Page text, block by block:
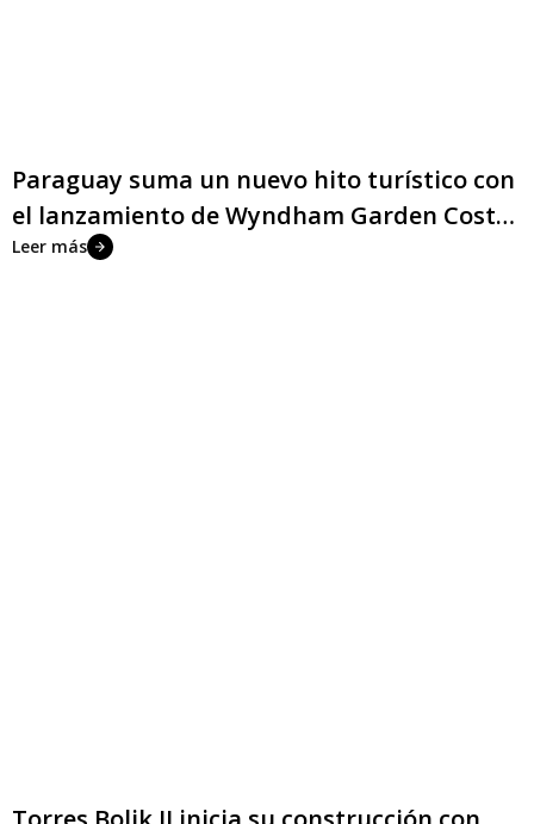
Paraguay suma un nuevo hito turístico con
el lanzamiento de Wyndham Garden Costa
del Lago Residences
Leer más